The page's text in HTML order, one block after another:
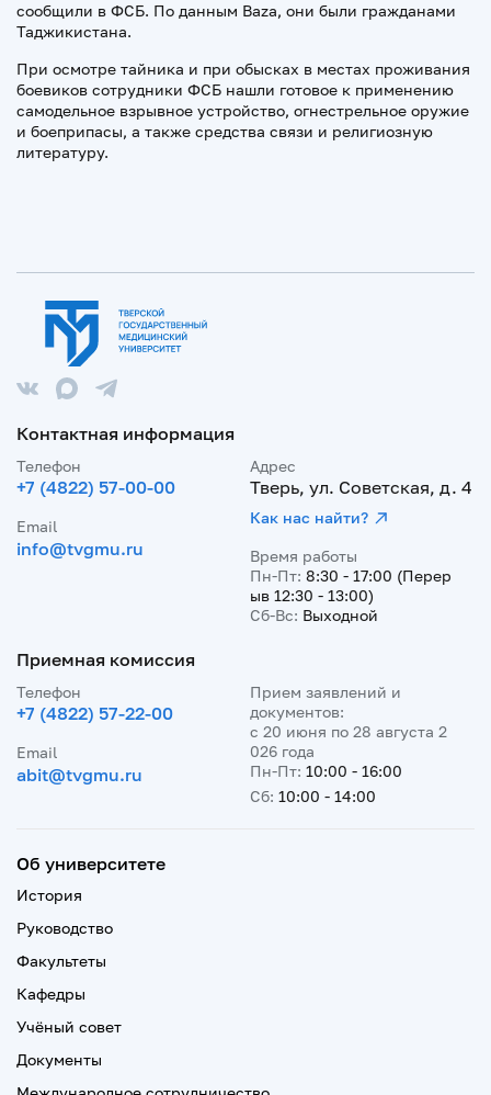
сообщили в ФСБ. По данным Baza, они были гражданами
Таджикистана.
При осмотре тайника и при обысках в местах проживания
боевиков сотрудники ФСБ нашли готовое к применению
самодельное взрывное устройство, огнестрельное оружие
и боеприпасы, а также средства связи и религиозную
литературу.
Контактная информация
Телефон
+7 (4822) 57-00-00
Email
info@tvgmu.ru
Адрес
Тверь, ул. Советская, д. 4
Как нас найти?
Время работы
Пн-Пт: 8:30 - 17:00 (Перер
ыв 12:30 - 13:00)
Сб-Вс: Выходной
Приемная комиссия
Телефон
+7 (4822) 57-22-00
Email
abit@tvgmu.ru
Прием заявлений и
документов:
с 20 июня по 28 августа 2
026 года
Пн-Пт: 10:00 - 16:00
Сб: 10:00 - 14:00
Об университете
История
Руководство
Факультеты
Кафедры
Учёный совет
Документы